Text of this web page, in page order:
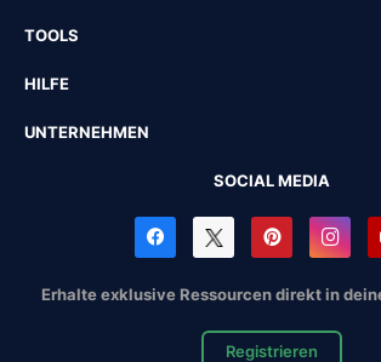
TOOLS
HILFE
UNTERNEHMEN
SOCIAL MEDIA
Erhalte exklusive Ressourcen direkt in
Registrieren